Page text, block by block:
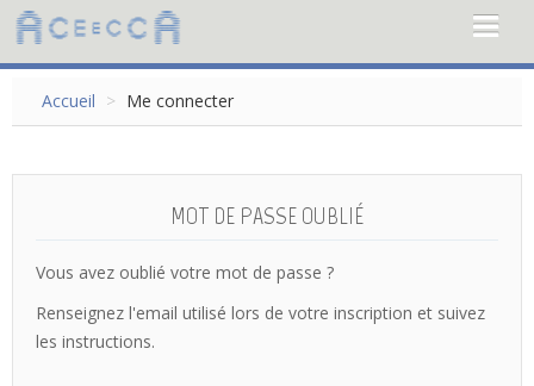
NOTE DE PRÉSENTATION
LE CALENDRIER
CRÉER UN COMPTE
Accueil > Me connecter
MOT DE PASSE OUBLIÉ
Vous avez oublié votre mot de passe ?
Renseignez l'email utilisé lors de votre inscription et suivez
les instructions.